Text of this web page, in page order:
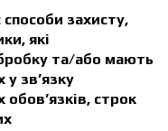
захисту,
які
та/або мають
зв’язку
строк